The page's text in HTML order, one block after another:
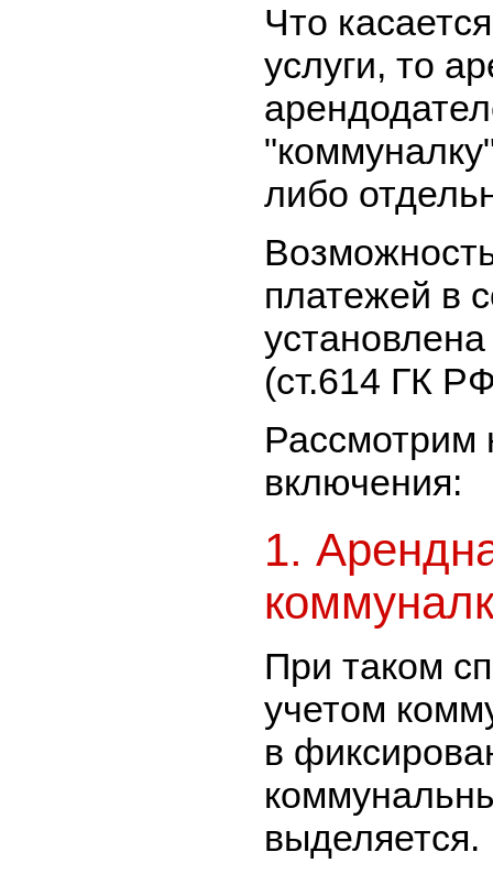
Что
услуги, то
либо
платежей в
(ст.614 ГК
Рассмотрим
включения:
1.
При таком
учетом
в
выделяется.